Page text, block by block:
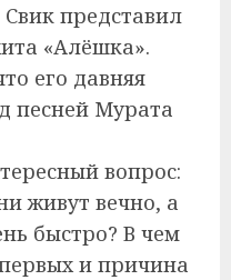
представил
«Алёшка».
его давняя
песней Мурата
вопрос:
живут вечно, а
быстро? В чем
и причина